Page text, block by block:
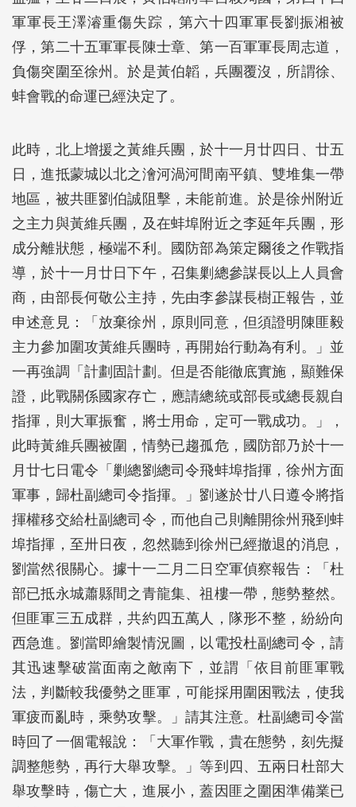
軍軍長王澤濬重傷失踪，第六十四軍軍長劉振湘被
俘，第二十五軍軍長陳士章、第一百軍軍長周志道，
負傷突圍至徐州。於是黃伯韜，兵團覆沒，所謂徐、
蚌會戰的命運已經決定了。
此時，北上增援之黃維兵團，於十一月廿四日、廿五
日，進抵蒙城以北之澮河渦河間南平鎮、雙堆集一帶
地區，被共匪劉伯誠阻擊，未能前進。於是徐州附近
之主力與黃維兵團，及在蚌埠附近之李延年兵團，形
成分離狀態，極端不利。國防部為策定爾後之作戰指
導，於十一月廿日下午，召集剿總參謀長以上人員會
商，由部長何敬公主持，先由李參謀長樹正報告，並
申述意見：「放棄徐州，原則同意，但須證明陳匪毅
主力參加圍攻黃維兵團時，再開始行動為有利。」並
一再強調「計劃固計劃。但是否能徹底實施，顯難保
證，此戰關係國家存亡，應請總統或部長或總長親自
指揮，則大軍振奮，將士用命，定可一戰成功。」，
此時黃維兵團被圍，情勢已趨孤危，國防部乃於十一
月廿七日電令「剿總劉總司令飛蚌埠指揮，徐州方面
軍事，歸杜副總司令指揮。」劉遂於廿八日遵令將指
揮權移交給杜副總司令，而他自己則離開徐州飛到蚌
埠指揮，至卅日夜，忽然聽到徐州已經撤退的消息，
劉當然很關心。據十一二月二日空軍偵察報告：「杜
部已抵永城蕭縣間之青龍集、祖樓一帶，態勢整然。
但匪軍三五成群，共約四五萬人，隊形不整，紛紛向
西急進。劉當即繪製情況圖，以電投杜副總司令，請
其迅速擊破當面南之敵南下，並謂「依目前匪軍戰
法，判斷較我優勢之匪軍，可能採用圍困戰法，使我
軍疲而亂時，乘勢攻擊。」請其注意。杜副總司令當
時回了一個電報說：「大軍作戰，貴在態勢，刻先擬
調整態勢，再行大舉攻擊。」等到四、五兩日杜部大
舉攻擊時，傷亡大，進展小，蓋因匪之圍困準備業已